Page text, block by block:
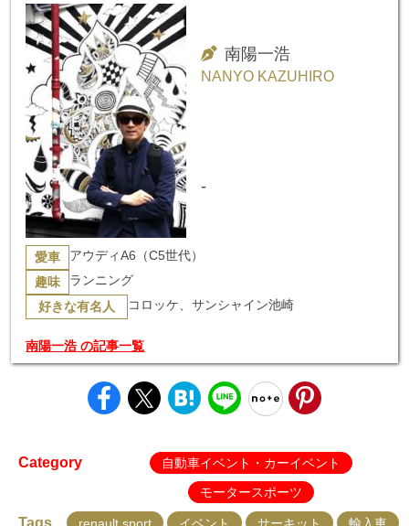
南陽一浩
NANYO KAZUHIRO
-
愛車 アウディA6（C5世代）
趣味 ランニング
好きな有名人 コロッケ、サンシャイン池崎
南陽一浩 の記事一覧
Category
自動車イベント・カーイベント
モータースポーツ
Tags renault sport イベント サーキット 輸入車